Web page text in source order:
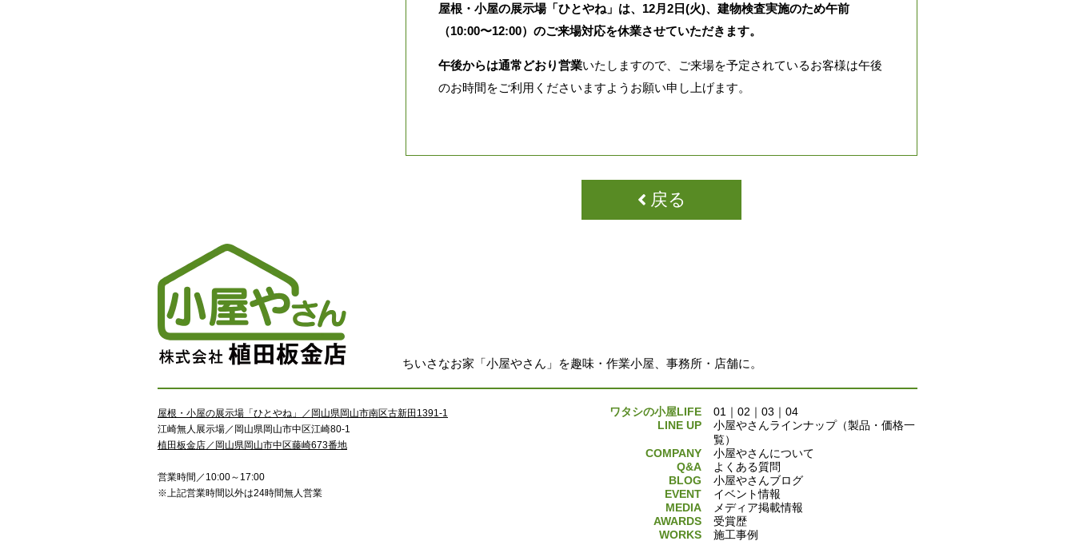
屋根・小屋の展示場「ひとやね」は、12月2日(火)、建物検査実施のため午前
（10:00〜12:00）のご来場対応を休業させていただきます。
午後からは通常どおり営業いたしますので、ご来場を予定されているお客様は午後
のお時間をご利用くださいますようお願い申し上げます。
戻る
ちいさなお家「小屋やさん」を趣味・作業小屋、事務所・店舗に。
屋根・小屋の展示場「ひとやね」／岡山県岡山市南区古新田1391-1
江崎無人展示場／岡山県岡山市中区江崎80-1
植田板金店／岡山県岡山市中区藤崎673番地
営業時間／10:00～17:00
※上記営業時間以外は24時間無人営業
ワタシの小屋LIFE 01 ｜ 02 ｜ 03 ｜ 04
LINE UP
小屋やさんラインナップ（製品・価格一
覧）
COMPANY
小屋やさんについて
Q&A
よくある質問
BLOG
小屋やさんブログ
EVENT
イベント情報
MEDIA
メディア掲載情報
AWARDS
受賞歴
WORKS
施工事例